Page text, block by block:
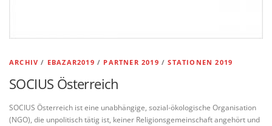
ARCHIV / EBAZAR2019 / PARTNER 2019 /STATIONEN 2019
SOCIUS Österreich
SOCIUS Österreich ist eine unabhängige, sozial-ökologische Organisation
(NGO), die unpolitisch tätig ist, keiner Religionsgemeinschaft angehört und